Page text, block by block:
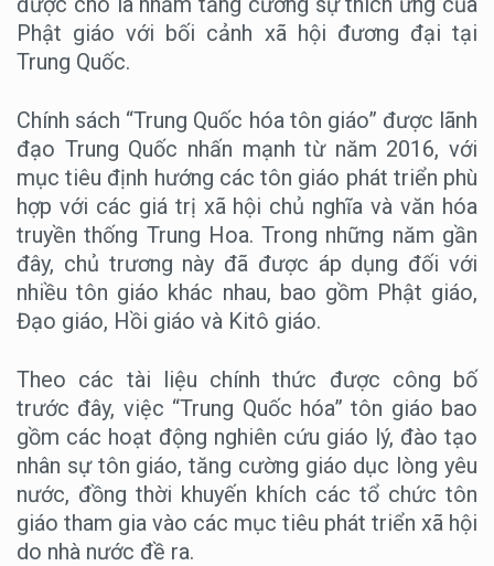
Phật giáo với bối cảnh xã hội đương đại tại
Trung Quốc.
Chính sách “Trung Quốc hóa tôn giáo” được lãnh
đạo Trung Quốc nhấn mạnh từ năm 2016, với
mục tiêu định hướng các tôn giáo phát triển phù
hợp với các giá trị xã hội chủ nghĩa và văn hóa
truyền thống Trung Hoa. Trong những năm gần
đây, chủ trương này đã được áp dụng đối với
nhiều tôn giáo khác nhau, bao gồm Phật giáo,
Đạo giáo, Hồi giáo và Kitô giáo.
Theo các tài liệu chính thức được công bố
trước đây, việc “Trung Quốc hóa” tôn giáo bao
gồm các hoạt động nghiên cứu giáo lý, đào tạo
nhân sự tôn giáo, tăng cường giáo dục lòng yêu
nước, đồng thời khuyến khích các tổ chức tôn
giáo tham gia vào các mục tiêu phát triển xã hội
do nhà nước đề ra.